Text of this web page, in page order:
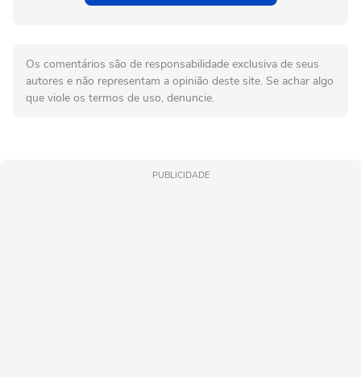
Os comentários são de responsabilidade exclusiva de seus
autores e não representam a opinião deste site. Se achar algo
que viole os termos de uso, denuncie.
PUBLICIDADE